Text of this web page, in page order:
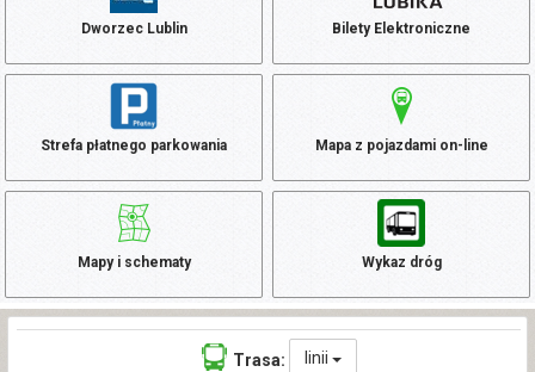
Dworzec Lublin Bilety Elektroniczne
Strefa płatnego parkowania Mapa z pojazdami on-line
Mapy i schematy Wykaz dróg
Trasa: linii